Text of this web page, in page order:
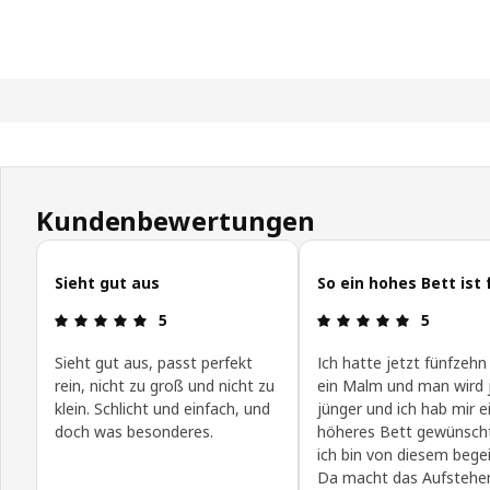
Kundenbewertungen
Kundenbewertungen überspringen
Sieht gut aus
Produktbewertung: 5 von 5 Sterne
5
Sieht gut aus, passt perfekt
rein, nicht zu groß und nicht zu
klein. Schlicht und einfach, und
doch was besonderes.
So ein hohes Bett ist
5
Ich hatte jetzt fünfzehn
ein Malm und man wird
jünger und ich hab mir
höheres Bett
ich bin von diesem
Da macht das